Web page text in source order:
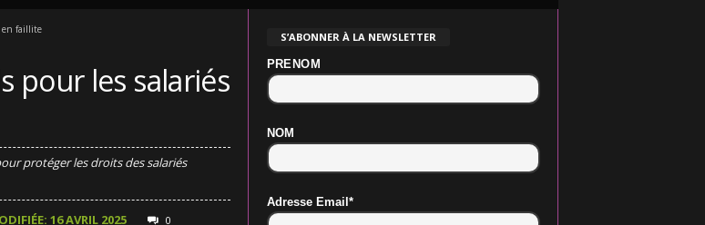
en faillite
pour les salariés
protéger les droits des salariés
16 AVRIL 2025 0
S’ABONNER À LA NEWSLETTER
PRENOM
NOM
Adresse Email*